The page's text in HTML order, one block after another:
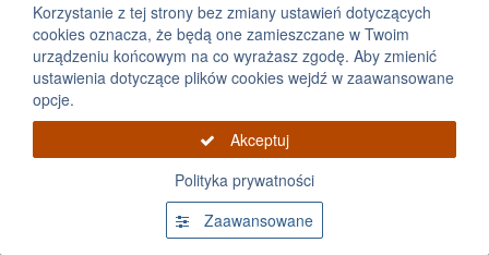
Bestseller
Wiązka oświetlania tablicy rejestracyjnej Volvo
Korzystanie z tej strony bez zmiany ustawień dotyczących
cookies oznacza, że będą one zamieszczane w Twoim
urządzeniu końcowym na co wyrażasz zgodę. Aby zmienić
ustawienia dotyczące plików cookies wejdź w zaawansowane
opcje.
Akceptuj
Polityka prywatności
Zaawansowane